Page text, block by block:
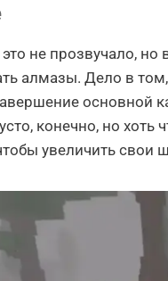
не прозвучало,
алмазы. Дело в
основной
конечно, но
увеличить свои